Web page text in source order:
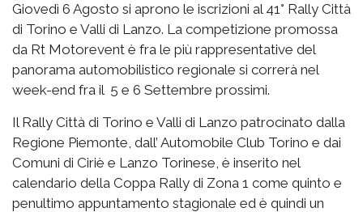
Giovedì 6 Agosto si aprono le iscrizioni al 41° Rally Città
di Torino e Valli di Lanzo. La competizione promossa
da Rt Motorevent è fra le più rappresentative del
panorama automobilistico regionale si correrà nel
week-end fra il 5 e 6 Settembre prossimi.
Il Rally Città di Torino e Valli di Lanzo patrocinato dalla
Regione Piemonte, dall’ Automobile Club Torino e dai
Comuni di Ciriè e Lanzo Torinese, è inserito nel
calendario della Coppa Rally di Zona 1 come quinto e
penultimo appuntamento stagionale ed è quindi un